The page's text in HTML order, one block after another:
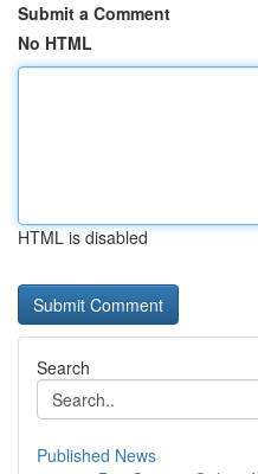
Submit a Comment
No HTML
HTML is disabled
Search
Published News